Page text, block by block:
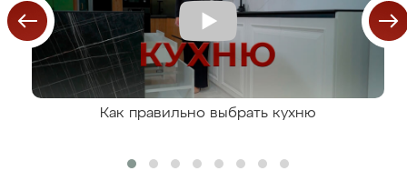
Как правильно выбрать кухню